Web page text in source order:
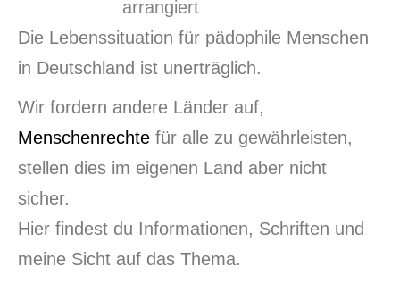
Die Lebenssituation für pädophile Menschen
in Deutschland ist unerträglich.
Wir fordern andere Länder auf,
Menschenrechte für alle zu gewährleisten,
stellen dies im eigenen Land aber nicht
sicher.
Hier findest du Informationen, Schriften und
meine Sicht auf das Thema.